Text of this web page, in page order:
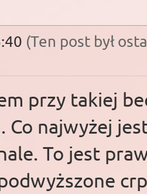
(Ten post był
przy takiej
Co najwyżej
To jest